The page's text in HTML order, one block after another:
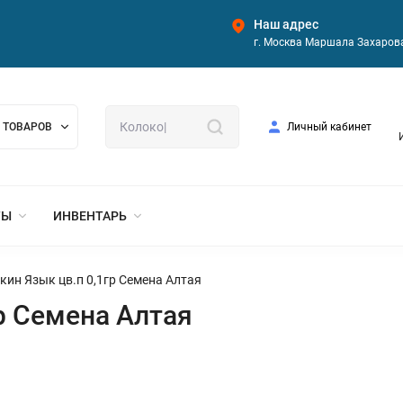
Наш адрес
г. Москва Маршала
ТОВАРОВ
Личный кабинет
ИНВЕНТАРЬ
Язык цв.п 0,1гр Семена Алтая
Семена Алтая